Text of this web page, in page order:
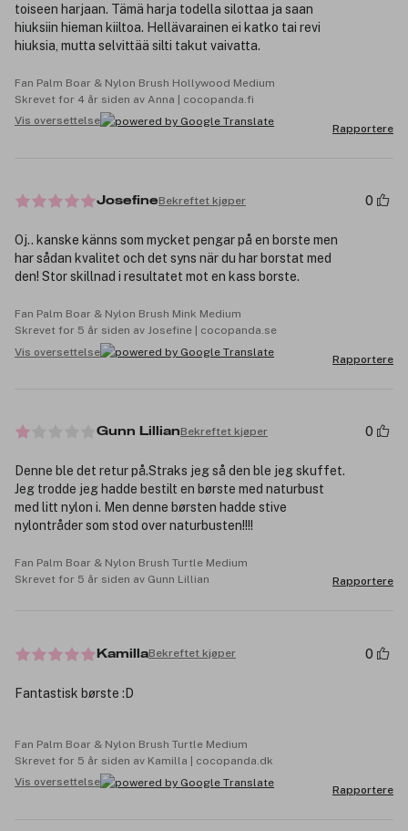
toiseen harjaan. Tämä harja todella silottaa ja saan
hiuksiin hieman kiiltoa. Hellävarainen ei katko tai revi
hiuksia, mutta selvittää silti takut vaivatta.
Fan Palm Boar & Nylon Brush Hollywood Medium
Skrevet for 4 år siden av Anna | cocopanda.fi
Vis oversettelse
Rapportere
JosefineBekreftet kjøper 0
Oj.. kanske känns som mycket pengar på en borste men
har sådan kvalitet och det syns när du har borstat med
den! Stor skillnad i resultatet mot en kass borste.
Fan Palm Boar & Nylon Brush Mink Medium
Skrevet for 5 år siden av Josefine | cocopanda.se
Vis oversettelse
Rapportere
Gunn LillianBekreftet kjøper 0
Denne ble det retur på.Straks jeg så den ble jeg skuffet.
Jeg trodde jeg hadde bestilt en børste med naturbust
med litt nylon i. Men denne børsten hadde stive
nylontråder som stod over naturbusten!!!!
Fan Palm Boar & Nylon Brush Turtle Medium
Skrevet for 5 år siden av Gunn Lillian
Rapportere
KamillaBekreftet kjøper 0
Fantastisk børste :D
Fan Palm Boar & Nylon Brush Turtle Medium
Skrevet for 5 år siden av Kamilla | cocopanda.dk
Vis oversettelse
Rapportere